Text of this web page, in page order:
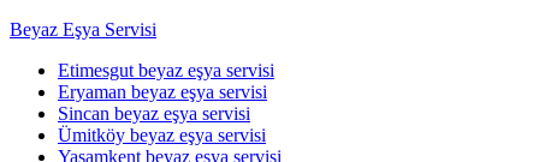
Beyaz Eşya Servisi
Etimesgut beyaz eşya servisi
Eryaman beyaz eşya servisi
Sincan beyaz eşya servisi
Ümitköy beyaz eşya servisi
Yaşamkent beyaz eşya servisi